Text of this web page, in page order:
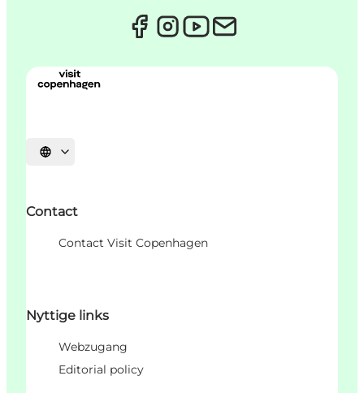
Sprache auswählen
Contact
Contact Visit Copenhagen
Nyttige links
Webzugang
Editorial policy